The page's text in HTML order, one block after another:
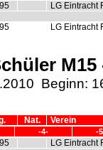
LG Eintracht
LG Eintracht
M15
Beginn:
Nat. Verein
-4- -
LG Eintracht